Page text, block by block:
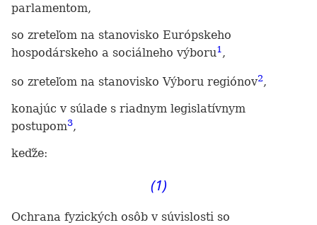
parlamentom,
so zreteľom na stanovisko Európskeho
hospodárskeho a sociálneho výboru1 ,
so zreteľom na stanovisko Výboru regiónov2,
konajúc v súlade s riadnym legislatívnym
postupom3,
keďže:
(1)
Ochrana fyzických osôb v súvislosti so